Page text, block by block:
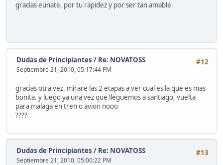
gracias eunate, por tu rapidez y por ser tan amable.
#12
Dudas de Principiantes / Re: NOVATOSS
Septiembre 21, 2010, 05:17:44 PM
gracias otra vez. mirare las 2 etapas a ver cual es la que es mas
bonita. y luego ya una vez que lleguemos a santiago, vuelta
para malaga en tren o avion nooo
????
#13
Dudas de Principiantes / Re: NOVATOSS
Septiembre 21, 2010, 05:00:22 PM